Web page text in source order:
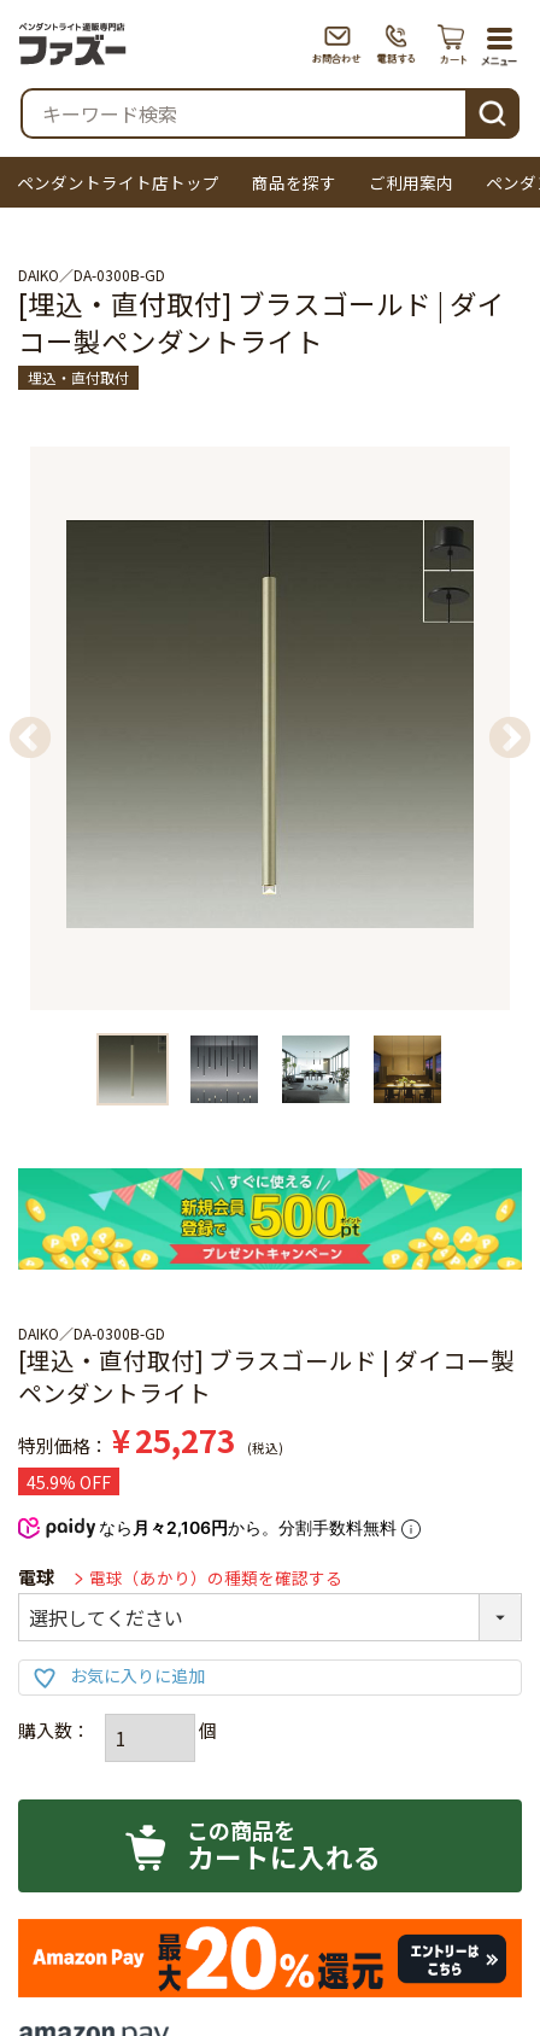
検索
ペンダントライト店トップ 商品を探す ご利用案内 ペン
DAIKO DA-0300B-GD
[埋込・直付取付] ブラスゴールド | ダイ
コー製ペンダントライト
埋込・直付取付
DAIKO DA-0300B-GD
[埋込・直付取付] ブラスゴールド | ダイコー製
ペンダントライト
特別価格 ¥25,273 税込
45.9% OFF
なら 月々2,106円から。分割手数料無料
電球 電球（あかり）の種類を確認する
カートに入れる